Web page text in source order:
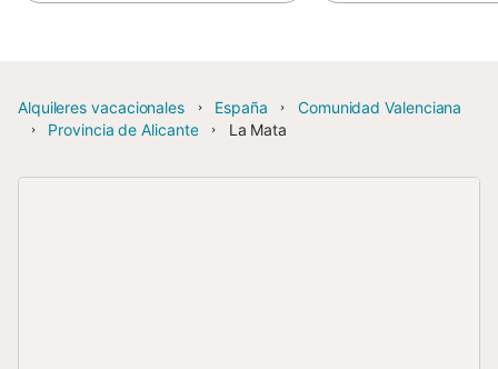
Alquileres vacacionales España
Comunidad Valenciana
Provincia de Alicante
La Mata